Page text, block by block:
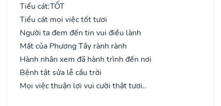
Tiểu cát:TỐT
Tiểu cát mọi việc tốt tươi
Người ta đem đến tin vui điều lành
Mất của Phương Tây rành rành
Hành nhân xem đã hành trình đến nơi
Bệnh tật sửa lễ cầu trời
Mọi việc thuận lợi vui cười thật tươi..